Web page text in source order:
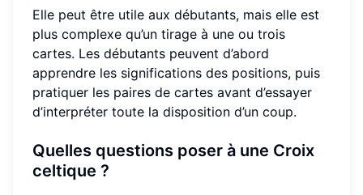
Elle peut être utile aux débutants, mais elle est
plus complexe qu’un tirage à une ou trois
cartes. Les débutants peuvent d’abord
apprendre les significations des positions, puis
pratiquer les paires de cartes avant d’essayer
d’interpréter toute la disposition d’un coup.
Quelles questions poser à une Croix
celtique ?